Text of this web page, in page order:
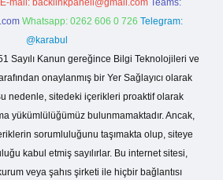
E-mail: backlinkpaneli@gmail.com Teams:
Whatsapp: 0262 606 0 726 Telegram:
@karabul
Sayılı Kanun gereğince Bilgi Teknolojileri ve
onaylanmış bir Yer Sağlayıcı olarak
nedenle, sitedeki içerikleri proaktif olarak
yükümlülüğümüz bulunmamaktadır. Ancak,
sorumluluğunu taşımakta olup, siteye
kabul etmiş sayılırlar. Bu internet sitesi,
veya şahıs şirketi ile hiçbir bağlantısı